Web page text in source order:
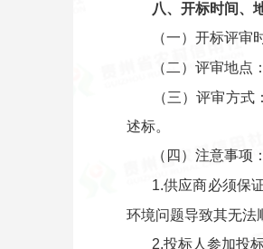
八、开标时间、
（一）开标评审
（二）评审地点
（三）评审方
述标。
（四）注意事项：
1.供应商必须保
环境问题导致其无法
2.投标人参加投